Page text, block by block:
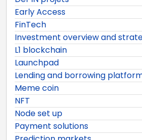
Early Access
FinTech
Investment overview and
L1 blockchain
Launchpad
Lending and borrowing
Meme coin
NFT
Node set up
Payment solutions